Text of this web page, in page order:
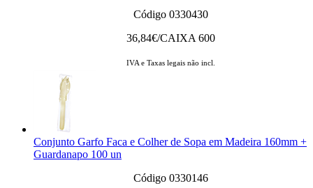
Código 0330430
36,84€/CAIXA 600
IVA e Taxas legais não incl.
Conjunto Garfo Faca e Colher de Sopa em Madeira 160mm +
Guardanapo 100 un
Código 0330146